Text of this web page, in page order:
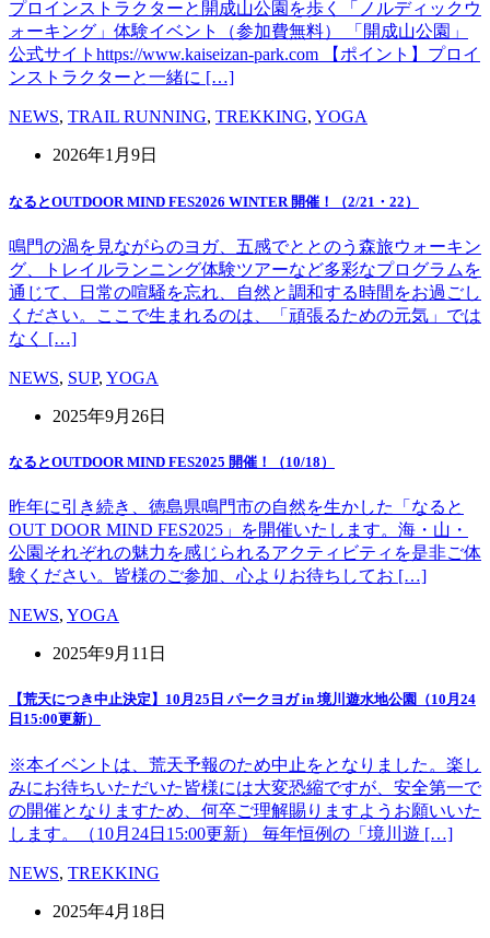
プロインストラクターと開成山公園を歩く「ノルディックウ
ォーキング」体験イベント（参加費無料） 「開成山公園」
公式サイトhttps://www.kaiseizan-park.com 【ポイント】プロイ
ンストラクターと一緒に […]
NEWS, TRAIL RUNNING, TREKKING, YOGA
2026年1月9日
なるとOUTDOOR MIND FES2026 WINTER 開催！（2/21・22）
鳴門の渦を見ながらのヨガ、五感でととのう森旅ウォーキン
グ、トレイルランニング体験ツアーなど多彩なプログラムを
通じて、日常の喧騒を忘れ、自然と調和する時間をお過ごし
ください。ここで生まれるのは、「頑張るための元気」では
なく […]
NEWS, SUP, YOGA
2025年9月26日
なるとOUTDOOR MIND FES2025 開催！（10/18）
昨年に引き続き、徳島県鳴門市の自然を生かした「なると
OUT DOOR MIND FES2025」を開催いたします。海・山・
公園それぞれの魅力を感じられるアクティビティを是非ご体
験ください。皆様のご参加、心よりお待ちしてお […]
NEWS, YOGA
2025年9月11日
【荒天につき中止決定】10月25日 パークヨガ in 境川遊水地公園（10月24
日15:00更新）
※本イベントは、荒天予報のため中止をとなりました。楽し
みにお待ちいただいた皆様には大変恐縮ですが、安全第一で
の開催となりますため、何卒ご理解賜りますようお願いいた
します。（10月24日15:00更新） 毎年恒例の「境川遊 […]
NEWS, TREKKING
2025年4月18日